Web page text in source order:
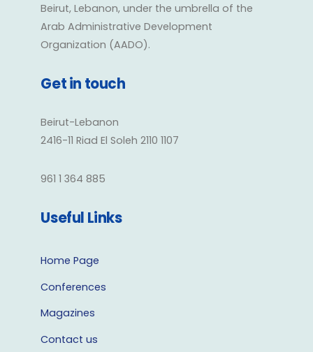
Beirut, Lebanon, under the umbrella of the
Arab Administrative Development
Organization (AADO).
Get in touch
Beirut-Lebanon
2416-11 Riad El Soleh 2110 1107
961 1 364 885
Useful Links
Home Page
Conferences
Magazines
Contact us